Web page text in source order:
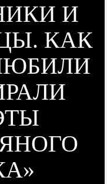
И
КАК